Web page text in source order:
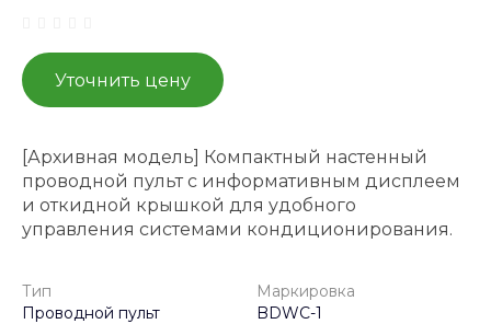
Уточнить цену
[Архивная модель] Компактный настенный
проводной пульт с информативным дисплеем
и откидной крышкой для удобного
управления системами кондиционирования.
Тип
Проводной пульт
Маркировка
BDWC-1